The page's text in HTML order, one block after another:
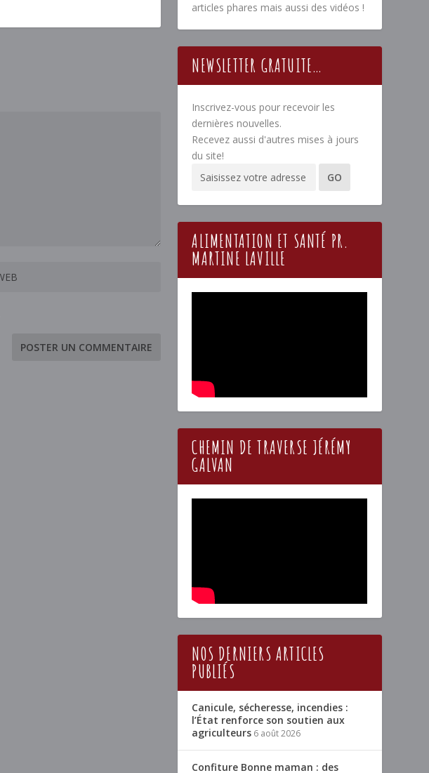
articles phares mais aussi des vidéos !
NEWSLETTER GRATUITE…
Inscrivez-vous pour recevoir les
dernières nouvelles.
Recevez aussi d'autres mises à jours
du site!
ALIMENTATION ET SANTÉ PR.
MARTINE LAVILLE
CHEMIN DE TRAVERSE JÉRÉMY
GALVAN
NOS DERNIERS ARTICLES
PUBLIÉS
Canicule, sécheresse, incendies :
l’État renforce son soutien aux
agriculteurs 6 août 2026
Confiture Bonne maman : des